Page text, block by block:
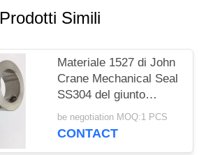
Prodotti Simili
Materiale 1527 di John
Crane Mechanical Seal
SS304 del giunto
circolare di riparazione
be negotiation MOQ:1 PCS
CONTACT